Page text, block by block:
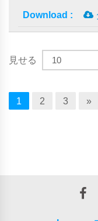
見せる
1 2 3 »